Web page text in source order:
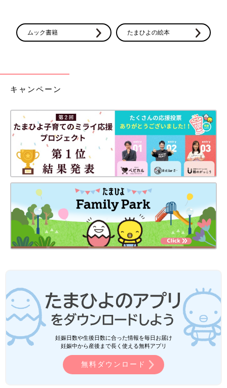
ムック書籍 たまひよの絵本
キャンペーン
妊娠日数や生後日数に合った情報を毎日お届け
妊娠中から産後まで長く使える無料アプリ
無料ダウンロード